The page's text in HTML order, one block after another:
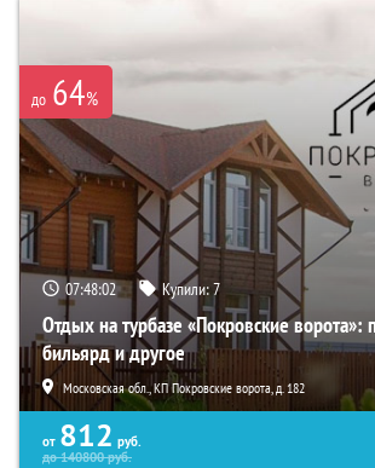
до 64%
07:48:01 Купили:7
Отдых на турбазе «Покровские ворота»:
бильярд и другое
Московская обл., КП Покровские ворота, д. 182
от 812 руб.
до140800руб.